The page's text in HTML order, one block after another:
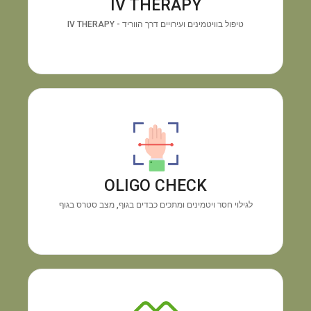
IV THERAPY
טיפול בוויטמינים ועירויים דרך הווריד - IV THERAPY
האנרגיה ושיפור החיוניות תוך זמן קצר.
OLIGO CHECK
לגילוי חסר ויטמינים ומתכים כבדים בגוף, מצב סטרס בגוף
בדיקה טכנולוגית מיידית דרך כף היד.
חוסרים בוויטמינים ומינרלים והצטברות מתכות רעילות,
ללא צורך בבדיקת דם.